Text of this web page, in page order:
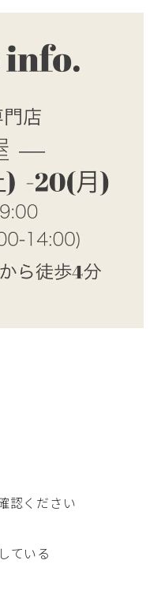
認ください
ている